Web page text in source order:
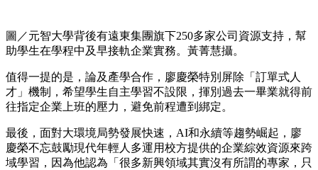
圖／元智大學背後有遠東集團旗下250多家公司資源支持，幫
助學生在學程中及早接軌企業實務。黃菁慧攝。
值得一提的是，論及產學合作，廖慶榮特別屏除「訂單式人
才」機制，希望學生自主學習不設限，揮別過去一畢業就得前
往指定企業上班的壓力，避免前程遭到綁定。
最後，面對大環境局勢發展快速，AI和永續等趨勢崛起，廖
慶榮不忘鼓勵現代年輕人多運用校方提供的企業綜效資源來跨
域學習，因為他認為「很多新興領域其實沒有所謂的專家，只